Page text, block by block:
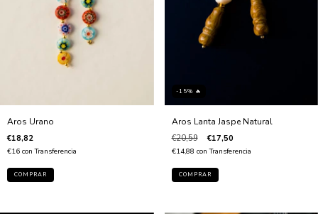
Aros Urano
€18,82
€16 con Transferencia
-15% 🔥
Aros Lanta Jaspe Natural
€20,59 €17,50
€14,88 con Transferencia